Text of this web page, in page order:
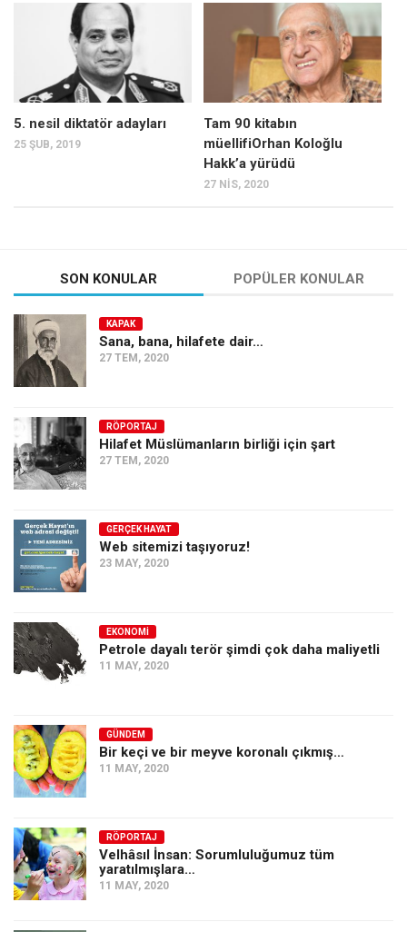
Mehmet Ali Tekin
Abir E. Nahas
Amina S. Jenenkovic
Bağdagül Öz
Esra Elönü
Kategoriler
Kitap
Karisi kitap sualleri
Ekonomi
Spor
Manzara
Sağlık
Gıda-Beslenme
Hayat
Siyaset
Dünya
Asya
Afrika
Avustralya
Tarih
5. nesil diktatör adayları
25 ŞUB, 2019
Tam 90 kitabın
müellifiOrhan Koloğlu
Hakk’a yürüdü
27 NIS, 2020
SON KONULAR POPÜLER KONULAR
KAPAK
Sana, bana, hilafete dair…
27 TEM, 2020
RÖPORTAJ
Hilafet Müslümanların birliği için şart
27 TEM, 2020
GERÇEK HAYAT
Web sitemizi taşıyoruz!
23 MAY, 2020
EKONOMI
Petrole dayalı terör şimdi çok daha maliyetli
11 MAY, 2020
GÜNDEM
Bir keçi ve bir meyve koronalı çıkmış…
11 MAY, 2020
RÖPORTAJ
Velhâsıl İnsan: Sorumluluğumuz tüm
yaratılmışlara…
11 MAY, 2020